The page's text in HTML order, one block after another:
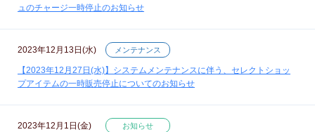
ュのチャージ一時停止のお知らせ
2023年12月13日(水) メンテナンス
【2023年12月27日(水)】システムメンテナンスに伴う、セレクトショッ
プアイテムの一時販売停止についてのお知らせ
2023年12月1日(金) お知らせ